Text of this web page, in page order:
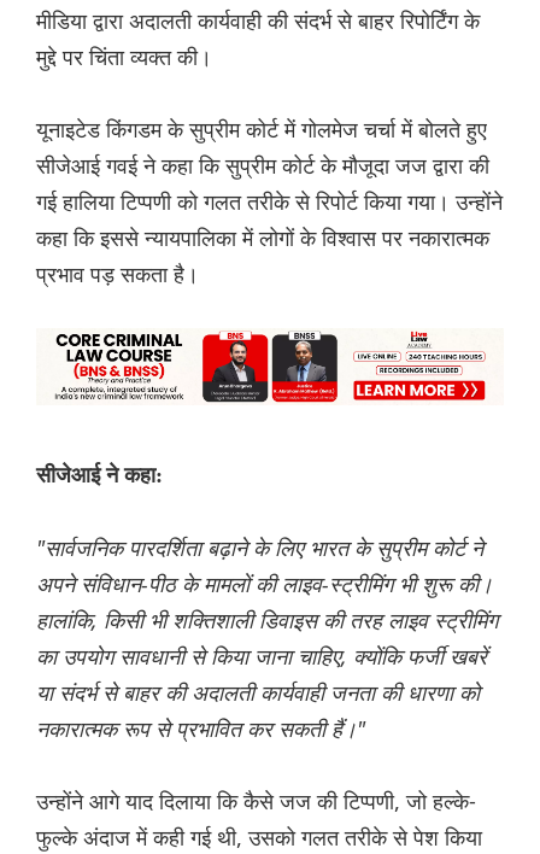
मीडिया द्वारा अदालती कार्यवाही की संदर्भ से बाहर रिपोर्टिंग के
मुद्दे पर चिंता व्यक्त की।
यूनाइटेड किंगडम के सुप्रीम कोर्ट में गोलमेज चर्चा में बोलते हुए
सीजेआई गवई ने कहा कि सुप्रीम कोर्ट के मौजूदा जज द्वारा की
गई हालिया टिप्पणी को गलत तरीके से रिपोर्ट किया गया। उन्होंने
कहा कि इससे न्यायपालिका में लोगों के विश्वास पर नकारात्मक
प्रभाव पड़ सकता है।
सीजेआई ने कहा:
"सार्वजनिक पारदर्शिता बढ़ाने के लिए भारत के सुप्रीम कोर्ट ने
अपने संविधान-पीठ के मामलों की लाइव-स्ट्रीमिंग भी शुरू की।
हालांकि, किसी भी शक्तिशाली डिवाइस की तरह लाइव स्ट्रीमिंग
का उपयोग सावधानी से किया जाना चाहिए, क्योंकि फर्जी खबरें
या संदर्भ से बाहर की अदालती कार्यवाही जनता की धारणा को
नकारात्मक रूप से प्रभावित कर सकती हैं।"
उन्होंने आगे याद दिलाया कि कैसे जज की टिप्पणी, जो हल्के-
फुल्के अंदाज में कही गई थी, उसको गलत तरीके से पेश किया